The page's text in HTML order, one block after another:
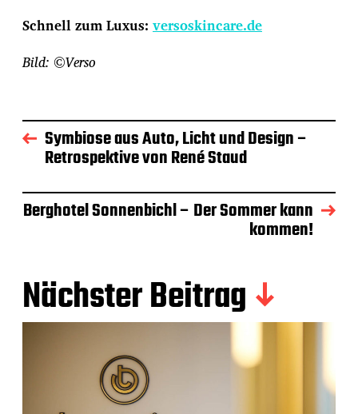
Schnell zum Luxus: versoskincare.de
Bild: ©Verso
Symbiose aus Auto, Licht und Design –
Retrospektive von René Staud
Berghotel Sonnenbichl – Der Sommer kann
kommen!
Nächster Beitrag